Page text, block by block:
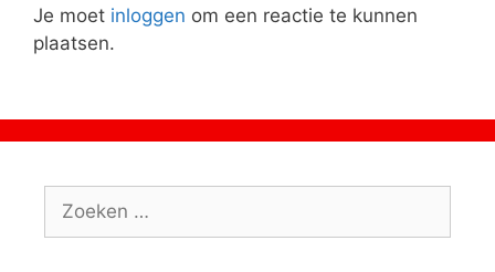
Je moet inloggen om een reactie te kunnen
plaatsen.
naar: